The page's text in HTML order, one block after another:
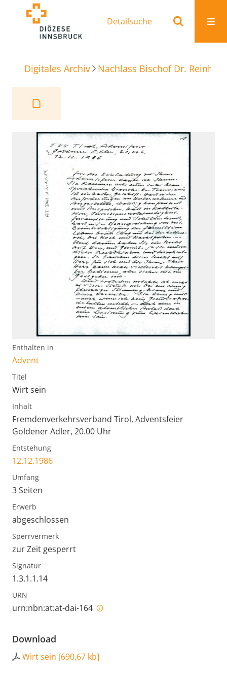
Detailsuche
Digitales Archiv Nachlass Bischof Dr.
Enthalten in
Advent
Titel
Wirt sein
Inhalt
Fremdenverkehrsverband Tirol, Adventsfeier
Goldener Adler, 20.00 Uhr
Entstehung
12.12.1986
Umfang
3 Seiten
Erwerb
abgeschlossen
Sperrvermerk
zur Zeit gesperrt
Signatur
1.3.1.1.14
URN
urn:nbn:at:at-dai-164
Download
Wirt sein [690,67 kb]